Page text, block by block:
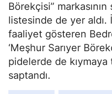
Börekçisi”
listesinde de yer
faaliyet gösteren
‘Meşhur Sarıyer
pidelerde de kıymaya
saptandı.